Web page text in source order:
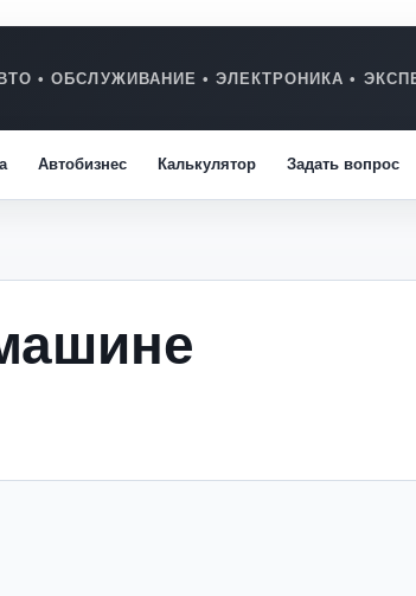
Автобизнес Калькулятор Задать вопрос